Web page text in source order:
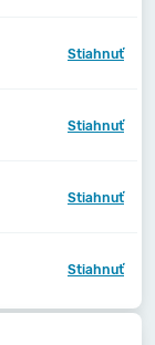
Stiahnuť
Stiahnuť
Stiahnuť
Stiahnuť